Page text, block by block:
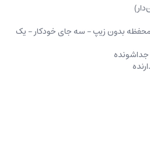
بدون زیپ – سه جای خودکار – یک
جداشونده